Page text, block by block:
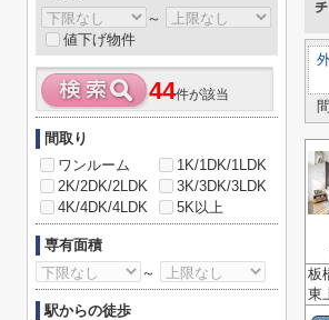
板
東
～
値下げ物件
44件が該当
間取り
ワンルーム
1K/1DK/1LDK
2K/2DK/2LDK
3K/3DK/3LDK
4K/4DK/4LDK
5K以上
専有面積
～
駅からの徒歩